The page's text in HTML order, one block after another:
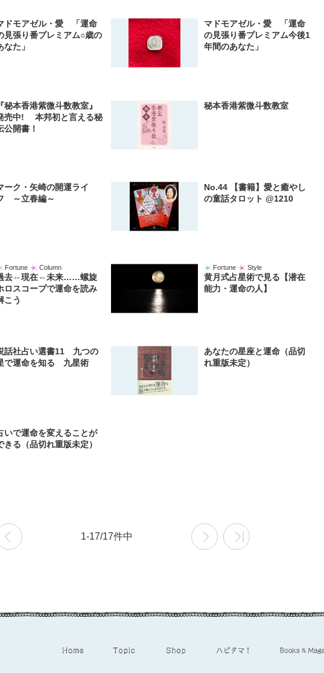
ドモアゼル・愛 「運命
見張り番プレミアム○歳の
なた」
マドモアゼル・愛 「運命
の見張り番プレミアム今後1
年間のあなた」
『秘本香港紫微斗数教室』
売中! 本邦初と言える秘
公開書！
秘本香港紫微斗数教室
ーク・矢崎の開運ライ
～立春編～
No.44 【書籍】愛と癒やし
の童話タロット @1210
Fortune Column
去⇔現在⇔未来……螺旋
ロスコープで運命を読み
こう
Fortune Style
黄月式占星術で見る【潜在
能力・運命の人】
話社占い選書11 九つの
で運命を知る 九星術
あなたの星座と運命（品切
れ重版未定）
いで運命を変えることが
きる（品切れ重版未定）
1-17/17件中